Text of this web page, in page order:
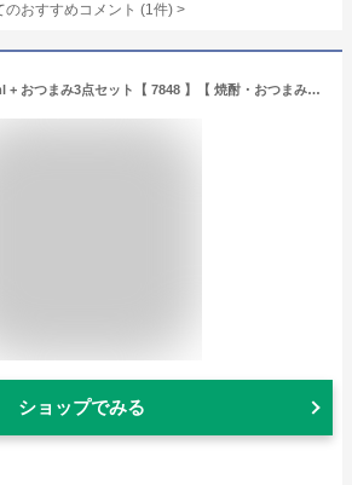
のおすすめコメント (1件) >
天使の誘惑 720ml + おつまみ3点セット【 7848 】【 焼酎・おつまみセット 】【 送料無料 】【 父の日 贈り物 ギフト プレゼント 】
ショップでみる